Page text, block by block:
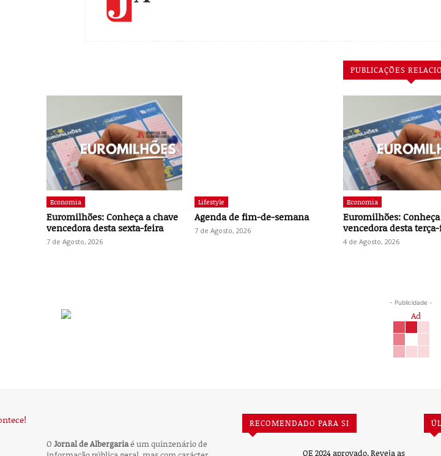
PUBLICAÇÕES
Economia
Euromilhões: Conheça a chave
vencedora desta sexta-feira
7 de Agosto, 2026
Lifestyle
Agenda de fim-de-semana
7 de Agosto, 2026
Economia
Euromilhões:
vencedora desta
4 de Agosto, 2026
- Publicidade -
O Jornal de Albergariaé um quinzenário de
RECOMENDADO PARA SI
OE 2024 aprovado. Reveja as